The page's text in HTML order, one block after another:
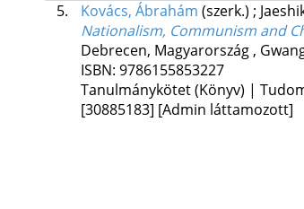
5.
Kovács, Ábrahám (szerk.) ;
Nationalism, Communism and
Debrecen, Magyarország ,
ISBN: 9786155853227
Tanulmánykötet (Könyv) |
[30885183] [Admin láttamozott]